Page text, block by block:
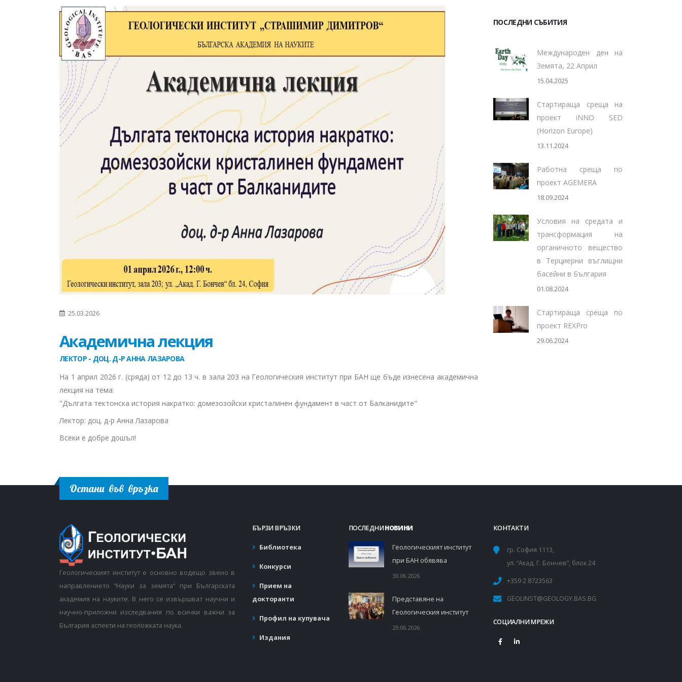
ПОСЛЕДНИ СЪБИТИЯ
Международен ден на
Земята, 22 Април
15.04.2025
Стартираща среща на
проект iNNO SED
(Horizon Europe)
13.11.2024
Работна среща по
проект AGEMERA
18.09.2024
Условия на средата и
трансформация на
органичното вещество
в Терциерни въглищни
басейни в България
01.08.2024
Стартираща среща по
проект REXPro
29.06.2024
25.03.2026
Академична лекция
ЛЕКТОР - ДОЦ. Д-Р АННА ЛАЗАРОВА
На 1 април 2026 г. (сряда) от 12 до 13 ч. в зала 203 на Геологическия институт при БАН ще бъде изнесена академична
лекция на тема:
"Дългата тектонска история накратко: домезозойски кристалинен фундамент в част от Балканидите"
Лектор: доц. д-р Анна Лазарова
Всеки е добре дошъл!
Остани във връзка
Геологическият институт е основно водещо звено в
направлението “Науки за земята” при Българската
академия на науките. В него се извършват научни и
научно-приложни изследвания по всички важни за
България аспекти на геоложката наука.
БЪРЗИ ВРЪЗКИ
Библиотека
Конкурси
Прием на
докторанти
Профил на купувача
Издания
ПОСЛЕДНИНОВИНИ
Геологическият институт
при БАН обявява
30.06.2026
Представяне на
Геологическия институт
29.06.2026
КОНТАКТИ
гр. София 1113,
ул. “Акад. Г. Бончев”, блок 24
+359 2 8723563
GEOLINST@GEOLOGY.BAS.BG
СОЦИАЛНИ МРЕЖИ